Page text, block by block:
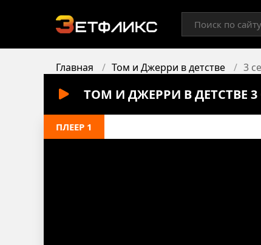
Главная Том и Джерри в детстве 3
ТОМ И ДЖЕРРИ В ДЕТСТВЕ
ПЛЕЕР 1